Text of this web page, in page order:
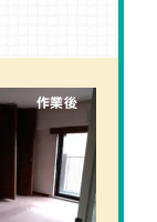
作業後